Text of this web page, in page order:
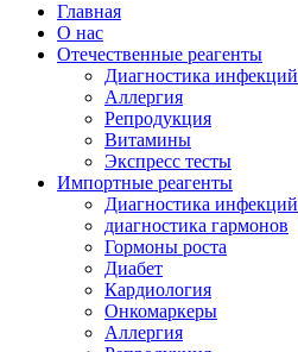
Главная
О нас
Отечественные реагенты
Диагностика инфекций
Аллергия
Репродукция
Витамины
Экспресс тесты
Импортные реагенты
Диагностика инфекций
диагностика гармонов
Гормоны роста
Диабет
Кардиология
Онкомаркеры
Аллергия